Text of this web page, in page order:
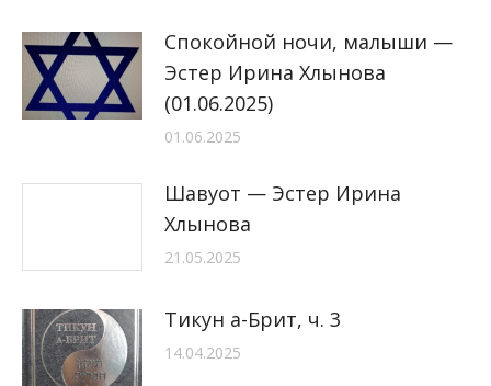
Спокойной ночи, малыши —
Эстер Ирина Хлынова
(01.06.2025)
01.06.2025
Шавуот — Эстер Ирина
Хлынова
21.05.2025
Тикун а-Брит, ч. 3
14.04.2025